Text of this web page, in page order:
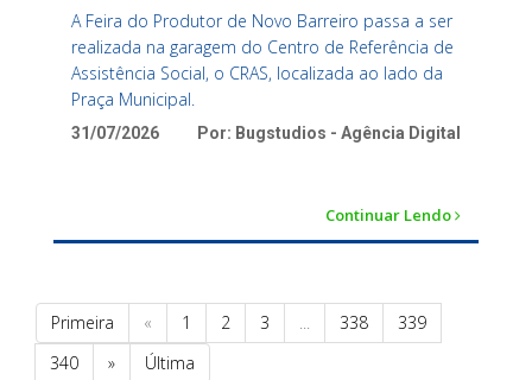
A Feira do Produtor de Novo Barreiro passa a ser
realizada na garagem do Centro de Referência de
Assistência Social, o CRAS, localizada ao lado da
Praça Municipal.
31/07/2026 Por: Bugstudios - Agência Digital
Continuar Lendo
Primeira « 1 2 3 338
339
340
» Última